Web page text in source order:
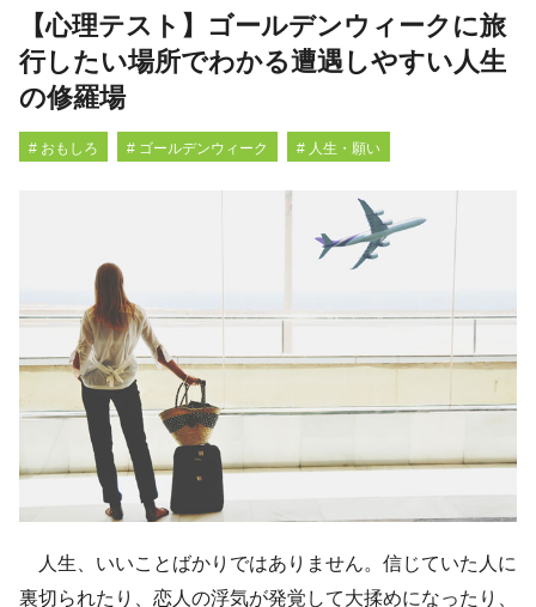
【心理テスト】ゴールデンウィークに旅
行したい場所でわかる遭遇しやすい人生
の修羅場
# おもしろ # ゴールデンウィーク # 人生・願い
人生、いいことばかりではありません。信じていた人に
裏切られたり、恋人の浮気が発覚して大揉めになったり、